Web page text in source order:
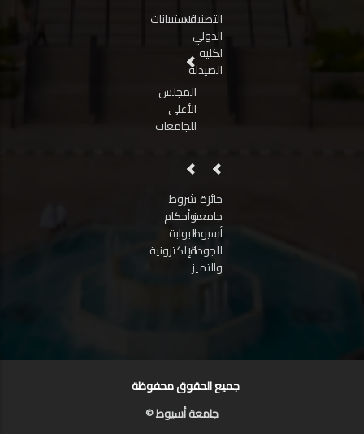
التصنيف
الدولي
لكلية
الصيدلة
الاستبيانات
المجلس
الأعلى
للجامعات
جائزة
جامعة
أسيوط
للجودة
والتميز
شروط
وأحكام
البوابة
الإلكترونية
جميع الحقوق محفوظة
جامعة أسيوط ©